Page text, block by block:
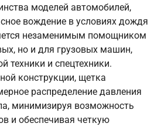
моделей автомобилей,
вождение в условиях дождя
незаменимым помощником
но и для грузовых машин,
техники и спецтехники.
конструкции, щетка
распределение давления
минимизируя возможность
и обеспечивая четкую